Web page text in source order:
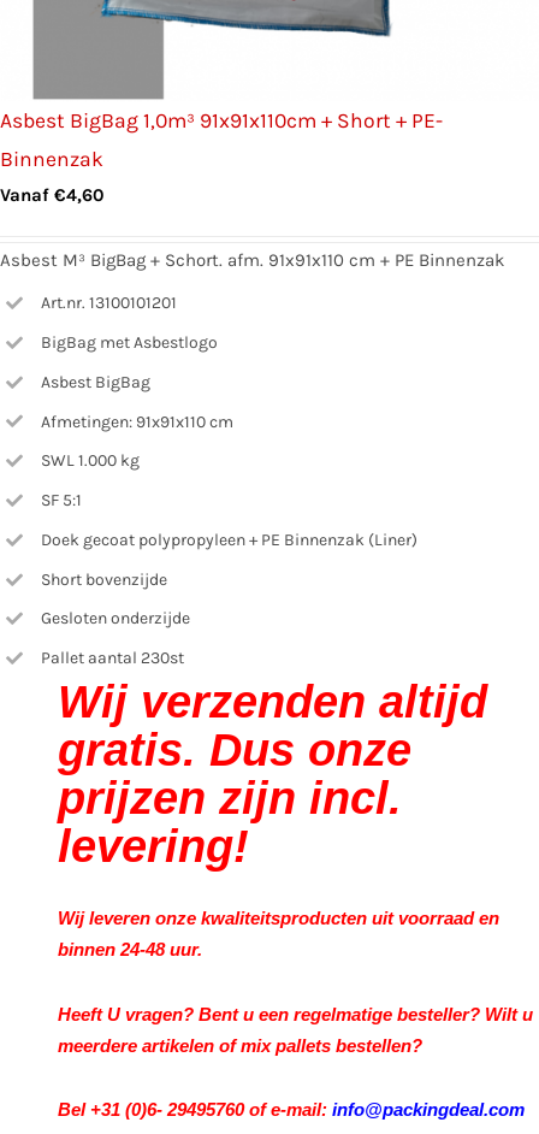
Asbest BigBag 1,0m³ 91x91x110cm + Short + PE-
Binnenzak
Vanaf €4,60
Asbest M³ BigBag + Schort. afm. 91x91x110 cm + PE Binnenzak
Art.nr. 13100101201
BigBag met Asbestlogo
Asbest BigBag
Afmetingen: 91x91x110 cm
SWL 1.000 kg
SF 5:1
Doek gecoat polypropyleen + PE Binnenzak (Liner)
Short bovenzijde
Gesloten onderzijde
Pallet aantal 230st
Wij verzenden altijd
gratis. Dus onze
prijzen zijn incl.
levering!
Wij leveren onze kwaliteitsproducten uit voorraad en
binnen 24-48 uur.
Heeft U vragen? Bent u een regelmatige besteller? Wilt u
meerdere artikelen of mix pallets bestellen?
Bel +31 (0)6- 29495760 of e-mail: info@packingdeal.com